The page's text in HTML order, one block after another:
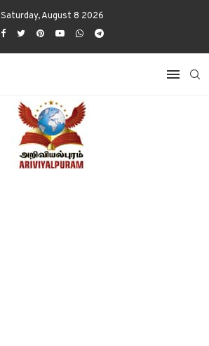
Saturday, August 8 2026